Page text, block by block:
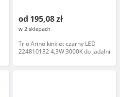
od 195,08 zł
w 2 sklepach
Trio Arino kinkiet czarny LED
224810132 4,3W 3000K do jadalni